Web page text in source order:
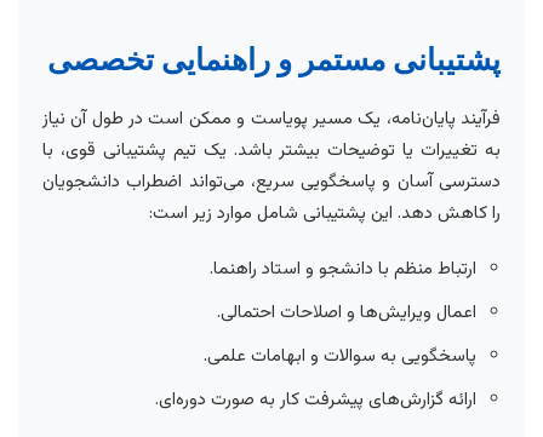
پشتیبانی مستمر و راهنمایی تخصصی
فرآیند پایان‌نامه، یک مسیر پویاست و ممکن است در طول آن نیاز
به تغییرات یا توضیحات بیشتر باشد. یک تیم پشتیبانی قوی، با
دسترسی آسان و پاسخگویی سریع، می‌تواند اضطراب دانشجویان
را کاهش دهد. این پشتیبانی شامل موارد زیر است:
ارتباط منظم با دانشجو و استاد راهنما.
اعمال ویرایش‌ها و اصلاحات احتمالی.
پاسخگویی به سوالات و ابهامات علمی.
ارائه گزارش‌های پیشرفت کار به صورت دوره‌ای.